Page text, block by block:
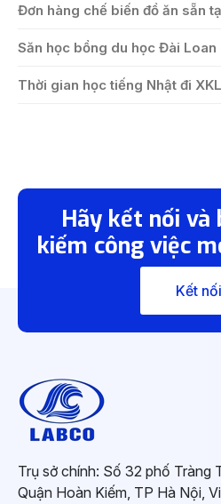
Đơn hàng chế biến đồ ăn sẵn
Săn học bổng du học Đài
Thời gian học tiếng Nhật đi
Hãy kết nối và
kiếm công việc
Kết nối
Trụ sở chính: Số 32 phố Tràng
Quận Hoàn Kiếm, TP Hà Nội,